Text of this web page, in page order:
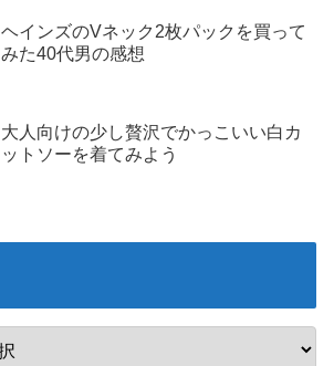
ヘインズのVネック2枚パックを買って
みた40代男の感想
大人向けの少し贅沢でかっこいい白カ
ットソーを着てみよう